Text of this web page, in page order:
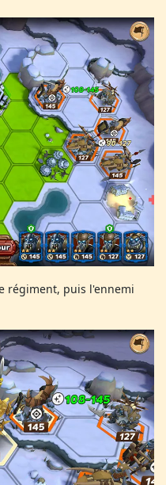
régiment, puis l'ennemi